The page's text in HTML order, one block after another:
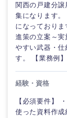
愛知県
関西の戸建分
集になります。
になっており
進策の立案～
やすい武器・仕
す。 【業務例
経験・資格
【必須要件】
使った資料作